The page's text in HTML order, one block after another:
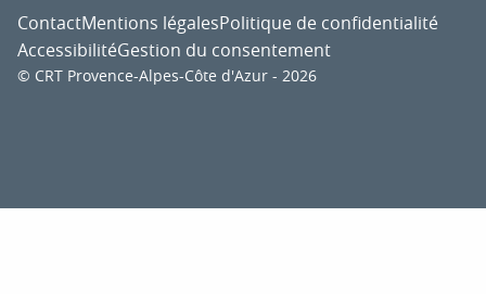
© CRT Provence-Alpes-Côte d'Azur - 2026
ContactMentions légalesPolitique de confidentialité
AccessibilitéGestion du consentement